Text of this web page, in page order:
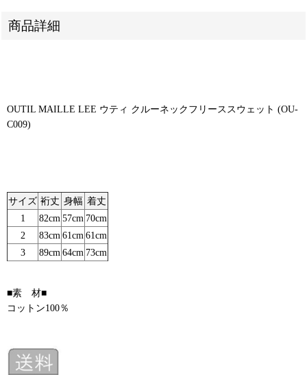
商品詳細
OUTIL MAILLE LEE ウティ クルーネックフリーススウェット (OU-
C009)
サイズ 裄丈 身幅 着丈
1
82cm 57cm 70cm
2
83cm 61cm 61cm
3
89cm 64cm 73cm
■素 材■
コットン100％